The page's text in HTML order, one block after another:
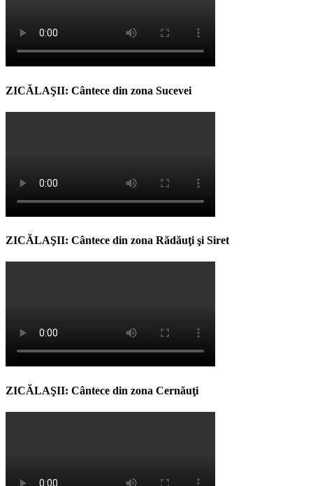
ZICĂLAŞII: Cântece din zona Sucevei
ZICĂLAŞII: Cântece din zona Rădăuţi şi Siret
ZICĂLAŞII: Cântece din zona Cernăuţi